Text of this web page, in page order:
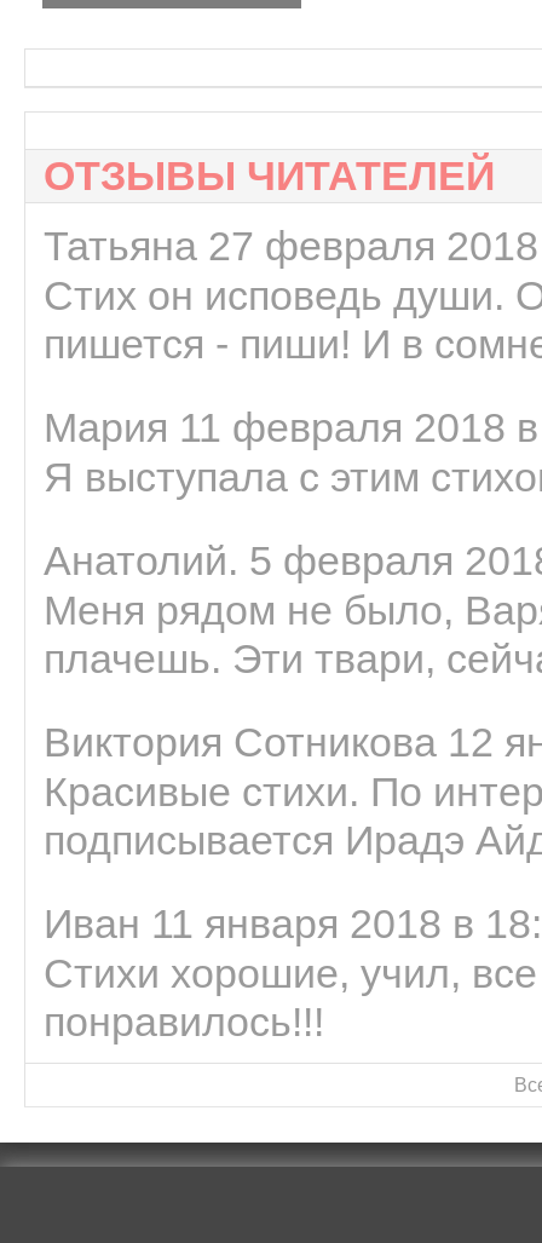
ОТЗЫВЫ ЧИТАТЕЛЕЙ
Татьяна 27 февраля
Стих он исповедь души.
пишется - пиши! И в
Мария 11 февраля 2018
Я выступала с этим
Анатолий. 5 февраля
Меня рядом не было,
плачешь. Эти твари,
Виктория Сотникова 12
Красивые стихи. По
подписывается Ирадэ
Иван 11 января 2018 в
Стихи хорошие, учил,
понравилось!!!